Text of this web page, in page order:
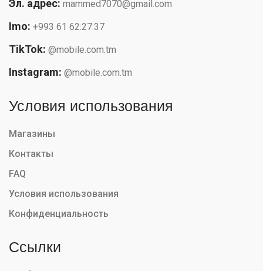
Эл. адрес: mammed7070@gmail.com
Imo: +993 61 62:27:37
TikTok: @mobile.com.tm
Instagram: @mobile.com.tm
Условия использования
Магазины
Контакты
FAQ
Условия использования
Конфиденциальность
Ссылки